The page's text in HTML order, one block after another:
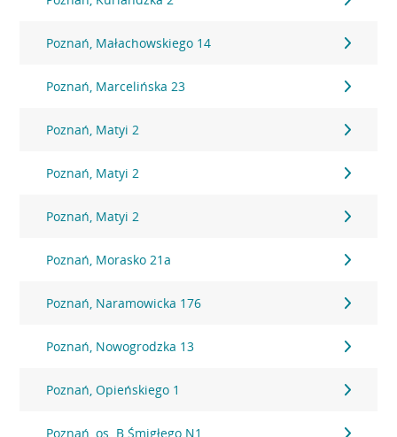
Poznań, Małachowskiego 14
Poznań, Marcelińska 23
Poznań, Matyi 2
Poznań, Matyi 2
Poznań, Matyi 2
Poznań, Morasko 21a
Poznań, Naramowicka 176
Poznań, Nowogrodzka 13
Poznań, Opieńskiego 1
Poznań, os. B.Śmigłego N1